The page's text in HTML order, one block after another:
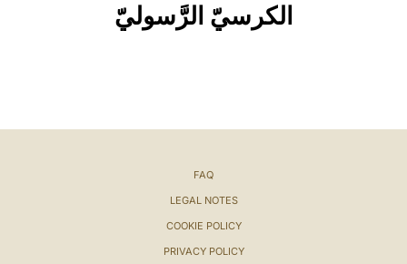
الكرسيّ الرَّسوليّ
FAQ
LEGAL NOTES
COOKIE POLICY
PRIVACY POLICY